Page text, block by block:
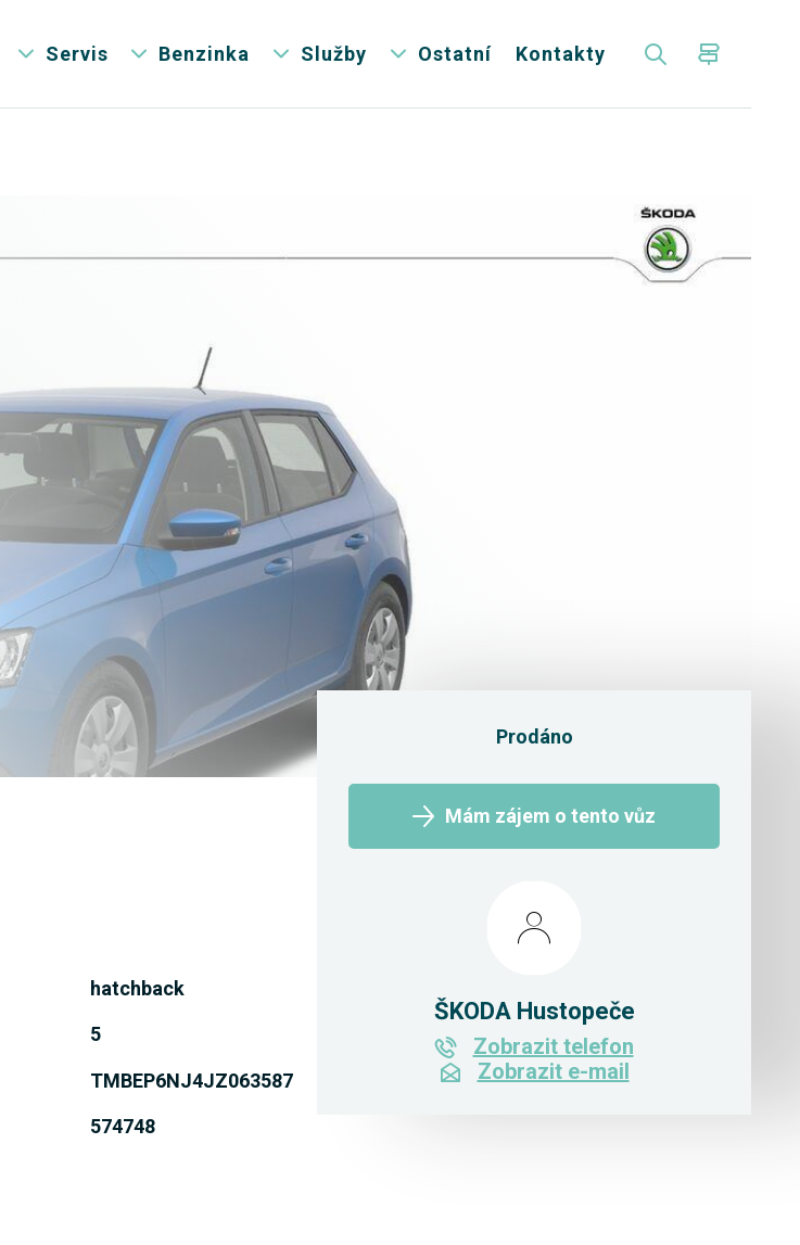
Servis Benzinka Služby Ostatní Kontakty
hatchback
5
TMBEP6NJ4JZ063587
574748
Prodáno
Mám zájem o tento vůz
ŠKODA Hustopeče
Zobrazit telefon
Zobrazit e-mail